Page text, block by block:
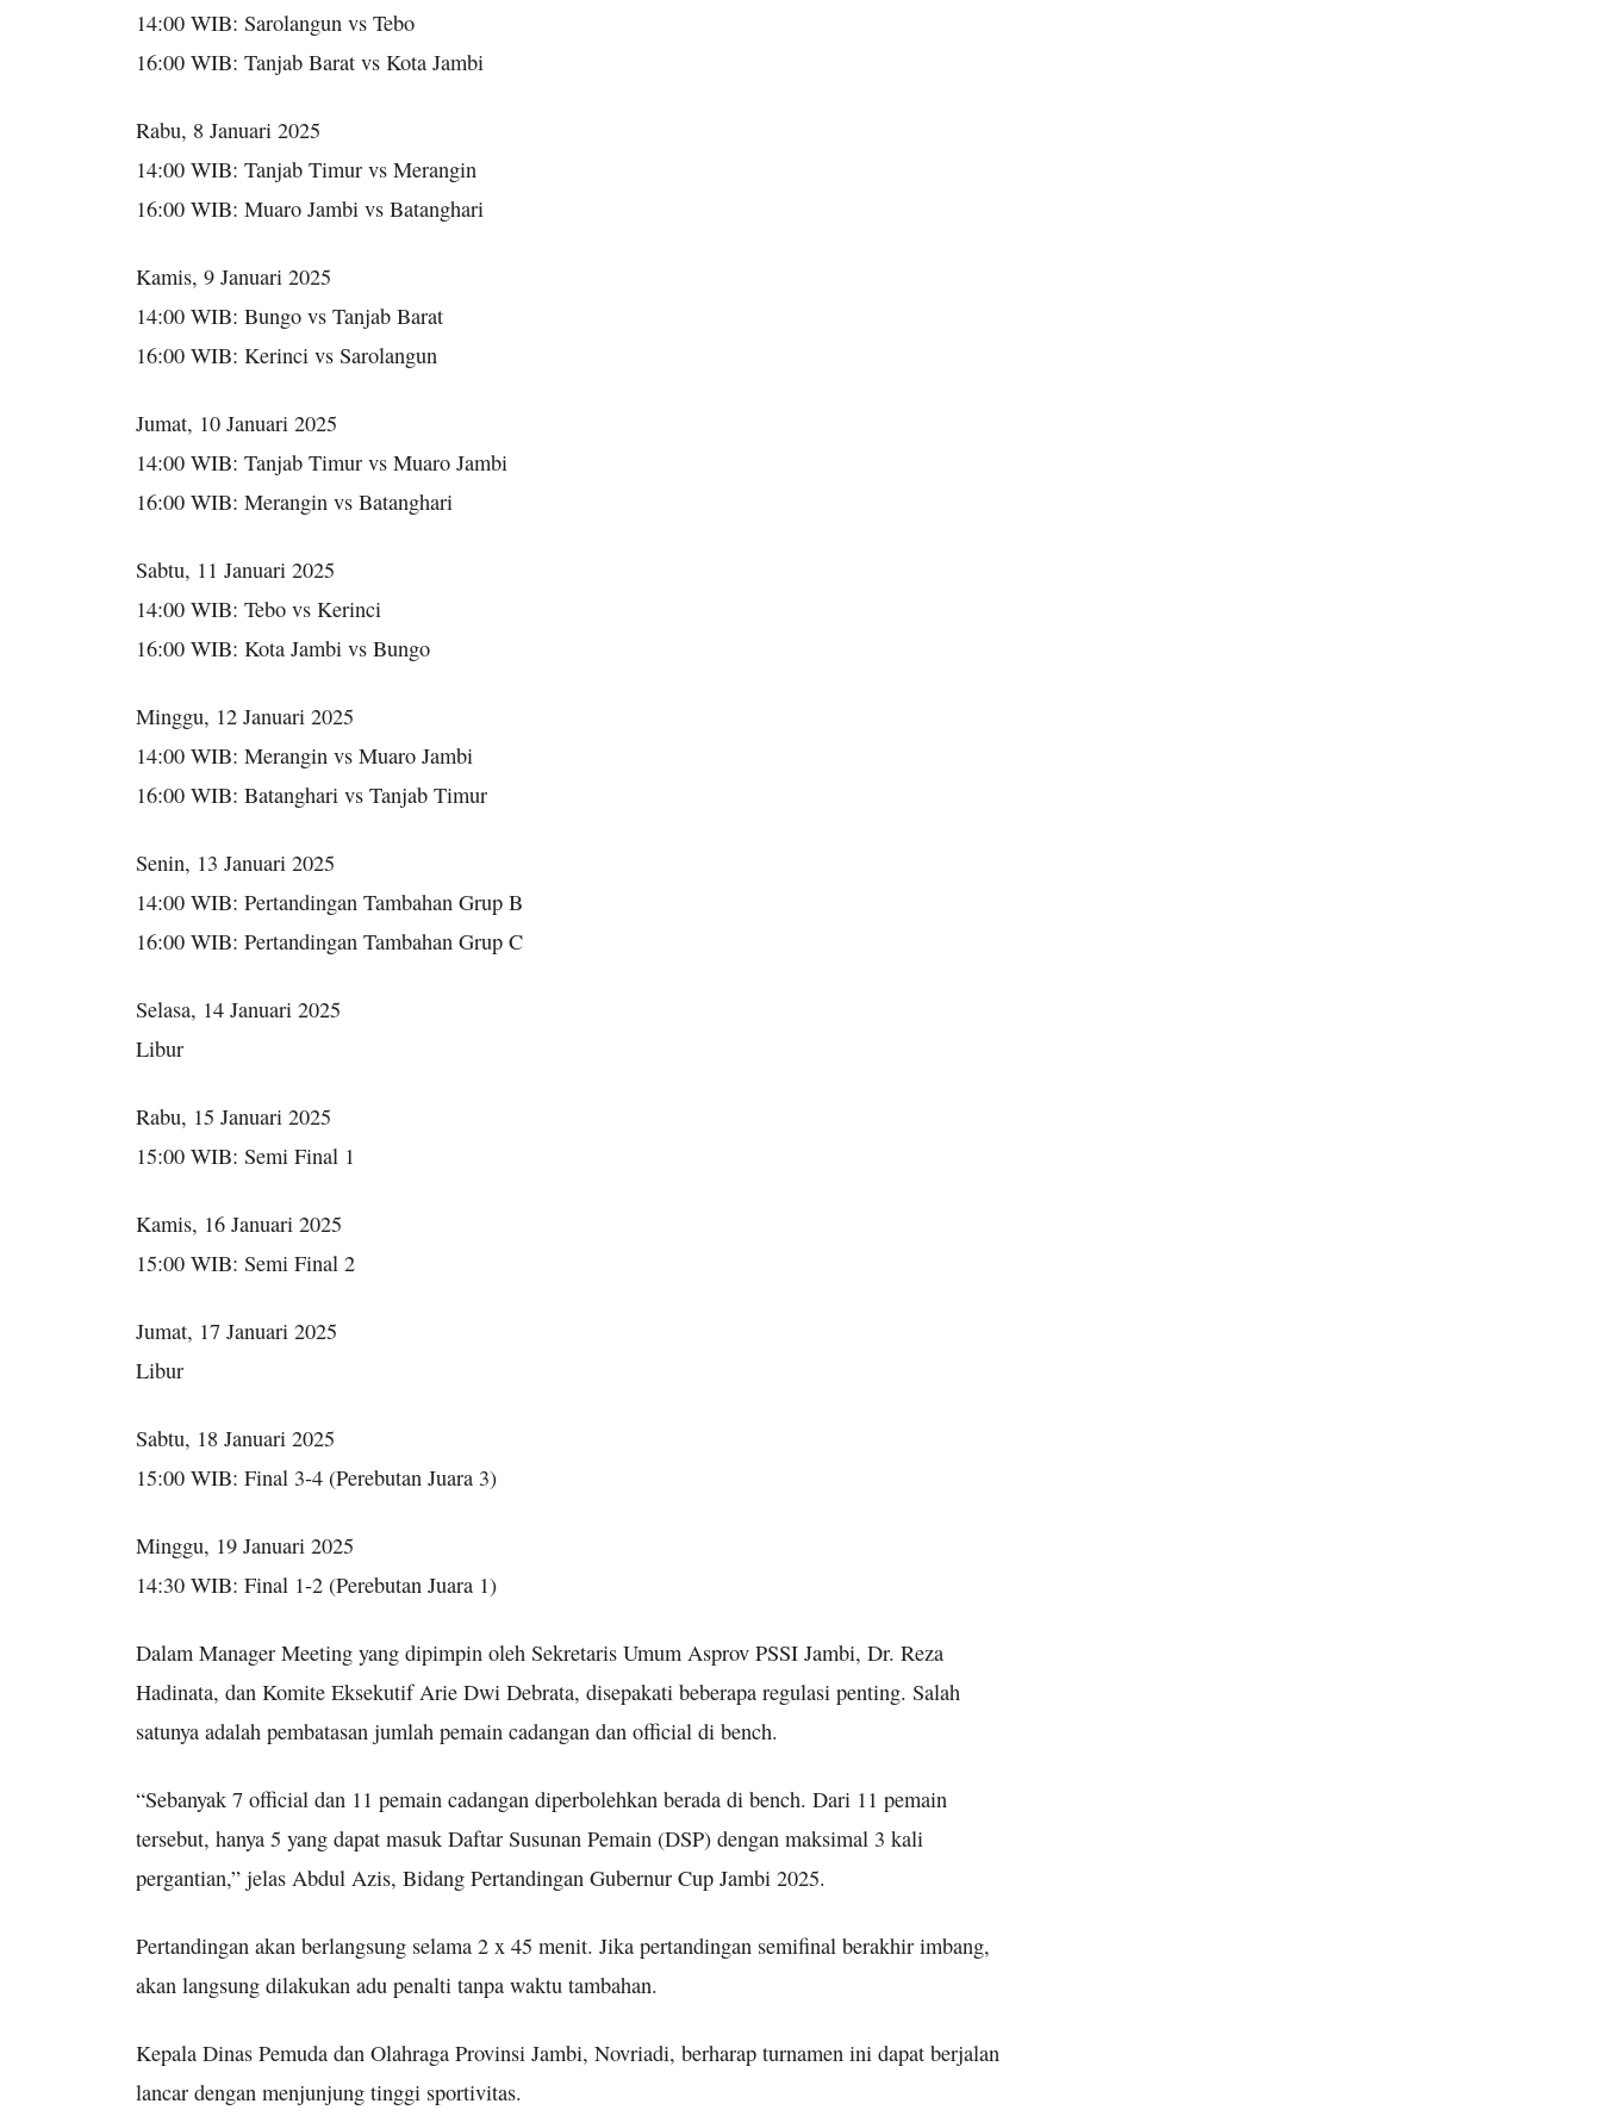
14:00 WIB: Sarolangun vs Tebo
16:00 WIB: Tanjab Barat vs Kota Jambi
Rabu, 8 Januari 2025
14:00 WIB: Tanjab Timur vs Merangin
16:00 WIB: Muaro Jambi vs Batanghari
Kamis, 9 Januari 2025
14:00 WIB: Bungo vs Tanjab Barat
16:00 WIB: Kerinci vs Sarolangun
Jumat, 10 Januari 2025
14:00 WIB: Tanjab Timur vs Muaro Jambi
16:00 WIB: Merangin vs Batanghari
Sabtu, 11 Januari 2025
14:00 WIB: Tebo vs Kerinci
16:00 WIB: Kota Jambi vs Bungo
Minggu, 12 Januari 2025
14:00 WIB: Merangin vs Muaro Jambi
16:00 WIB: Batanghari vs Tanjab Timur
Senin, 13 Januari 2025
14:00 WIB: Pertandingan Tambahan Grup B
16:00 WIB: Pertandingan Tambahan Grup C
Selasa, 14 Januari 2025
Libur
Rabu, 15 Januari 2025
15:00 WIB: Semi Final 1
Kamis, 16 Januari 2025
15:00 WIB: Semi Final 2
Jumat, 17 Januari 2025
Libur
Sabtu, 18 Januari 2025
15:00 WIB: Final 3-4 (Perebutan Juara 3)
Minggu, 19 Januari 2025
14:30 WIB: Final 1-2 (Perebutan Juara 1)
Dalam Manager Meeting yang dipimpin oleh Sekretaris Umum Asprov PSSI Jambi, Dr. Reza
Hadinata, dan Komite Eksekutif Arie Dwi Debrata, disepakati beberapa regulasi penting. Salah
satunya adalah pembatasan jumlah pemain cadangan dan official di bench.
“Sebanyak 7 official dan 11 pemain cadangan diperbolehkan berada di bench. Dari 11 pemain
tersebut, hanya 5 yang dapat masuk Daftar Susunan Pemain (DSP) dengan maksimal 3 kali
pergantian,” jelas Abdul Azis, Bidang Pertandingan Gubernur Cup Jambi 2025.
Pertandingan akan berlangsung selama 2 x 45 menit. Jika pertandingan semifinal berakhir imbang,
akan langsung dilakukan adu penalti tanpa waktu tambahan.
Kepala Dinas Pemuda dan Olahraga Provinsi Jambi, Novriadi, berharap turnamen ini dapat berjalan
lancar dengan menjunjung tinggi sportivitas.